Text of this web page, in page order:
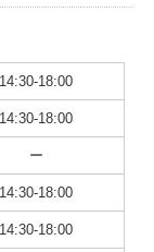
14:30-18:00
14:30-18:00
ー
14:30-18:00
14:30-18:00